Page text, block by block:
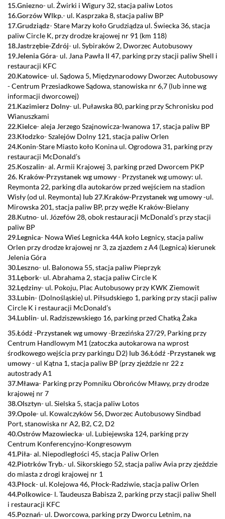
15.Gniezno-ul. Żwirki i Wigury 32, stacja paliw Lotos
16.Gorzów Wlkp.-ul. Kasprzaka 8, stacja paliw BP
17.Grudziądz-Stare Marzy koło Grudziądza ul. Świecka 36, stacja
paliw Circle K, przy drodze krajowej nr 91 (km 118)
18.Jastrzębie-Zdrój-ul. Sybiraków 2, Dworzec Autobusowy
19.Jelenia Góra-ul. Jana Pawła II 47, parking przy stacji paliw Shell i
restauracji KFC
20.Katowice-ul. Sądowa 5, Międzynarodowy Dworzec Autobusowy
- Centrum Przesiadkowe Sądowa, stanowiska nr 6,7 (lub inne wg
informacji dworcowej)
21.Kazimierz Dolny-ul. Puławska 80, parking przy Schronisku pod
Wianuszkami
22.Kielce-aleja Jerzego Szajnowicza-Iwanowa 17, stacja paliw BP
23.Kłodzko-Szalejów Dolny 121, stacja paliw Orlen
24.Konin-Stare Miasto koło Konina ul. Ogrodowa 31, parking przy
restauracji McDonald’s
25.Koszalin-al. Armii Krajowej 3, parking przed Dworcem PKP
26. Kraków-Przystanek wg umowy- Przystanek wg umowy: ul.
Reymonta 22, parking dla autokarów przed wejściem na stadion
Wisły (od ul. Reymonta) lub 27.Kraków-Przystanek wg umowy-ul.
Mirowska 201, stacja paliw BP, przy węźle Kraków-Bielany
28.Kutno-ul. Józefów 28, obok restauracji McDonald’s przy stacji
paliw BP
29.Legnica- Nowa Wieś Legnicka 44A koło Legnicy, stacja paliw
Orlen przy drodze krajowej nr 3, za zjazdem z A4 (Legnica) kierunek
Jelenia Góra
30.Leszno-ul. Balonowa 55, stacja paliw Pieprzyk
31.Lębork-ul. Abrahama 2, stacja paliw Circle K
32.Lędziny-ul. Pokoju, Plac Autobusowy przy KWK Ziemowit
33.Lubin- (Dolnośląskie) ul. Piłsudskiego 1, parking przy stacji paliw
Circle K i restauracji McDonald’s
34.Lublin-ul. Radziszewskiego 16, parking przed Chatką Żaka
35.Łódź -Przystanek wg umowy-Brzezińska 27/29, Parking przy
Centrum Handlowym M1 (zatoczka autokarowa na wprost
środkowego wejścia przy parkingu D2) lub 36.Łódź -Przystanek wg
umowy-ul Kątna 1, stacja paliw BP (przy zjeździe nr 22 z
autostrady A1
37.Mława- Parking przy Pomniku Obrońców Mławy, przy drodze
krajowej nr 7
38.Olsztyn-ul. Sielska 5, stacja paliw Lotos
39.Opole-ul. Kowalczyków 56, Dworzec Autobusowy Sindbad
Port, stanowiska nr A2, B2, C2, D2
40.Ostrów Mazowiecka-ul. Lubiejewska 124, parking przy
Centrum Konferencyjno-Kongresowym
41.Piła-al. Niepodległości 45, stacja Paliw Orlen
42.Piotrków Tryb.-ul. Sikorskiego 52, stacja paliw Avia przy zjeździe
do miasta z drogi krajowej nr 1
43.Płock-ul. Kolejowa 46, Płock-Radziwie, stacja paliw Orlen
44.Polkowice- l. Taudeusza Babisza 2, parking przy stacji paliw Shell
i restauracji KFC
45.Poznań-ul. Dworcowa, parking przy Dworcu Letnim, na